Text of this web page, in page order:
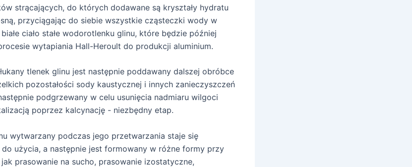
strącających, do których dodawane są kryształy hydratu
przyciągając do siebie wszystkie cząsteczki wody w
ciało stałe wodorotlenku glinu, które będzie później
wytapiania Hall-Heroult do produkcji aluminium.
tlenek glinu jest następnie poddawany dalszej obróbce
pozostałości sody kaustycznej i innych zanieczyszczeń
podgrzewany w celu usunięcia nadmiaru wilgoci
poprzez kalcynację - niezbędny etap.
wytwarzany podczas jego przetwarzania staje się
użycia, a następnie jest formowany w różne formy przy
prasowanie na sucho, prasowanie izostatyczne,